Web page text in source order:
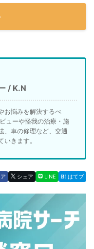
/ K.N
お悩みを解決するべ
ューや怪我の治療・施
、車の修理など、交通
きます。
シェア LINE はてブ